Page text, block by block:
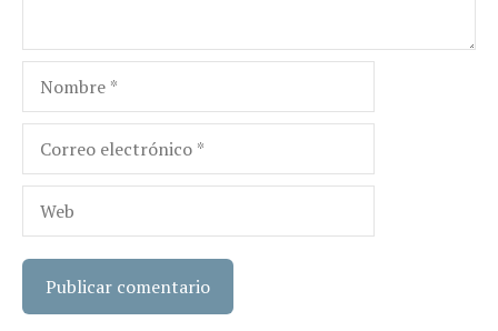
Nombre
Correo
electrónico
Web